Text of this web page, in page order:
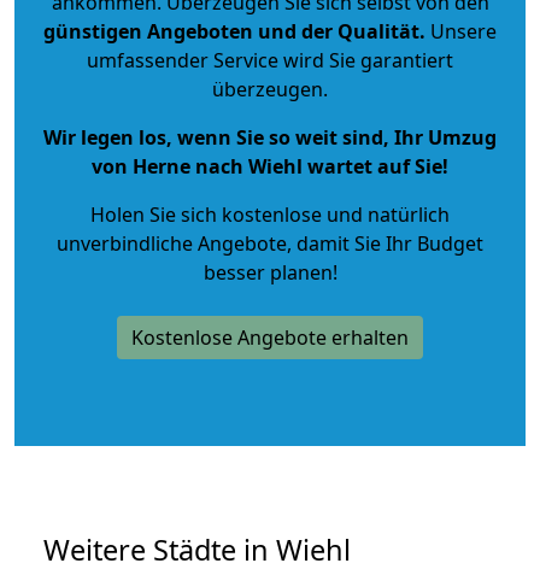
günstigen Angeboten und der Qualität. Unsere
umfassender Service wird Sie garantiert
überzeugen.
Wir legen los, wenn Sie so weit sind, Ihr Umzug
von Herne nach Wiehl wartet auf Sie!
Holen Sie sich kostenlose und natürlich
unverbindliche Angebote, damit Sie Ihr Budget
besser planen!
Kostenlose Angebote erhalten
Weitere Städte in Wiehl